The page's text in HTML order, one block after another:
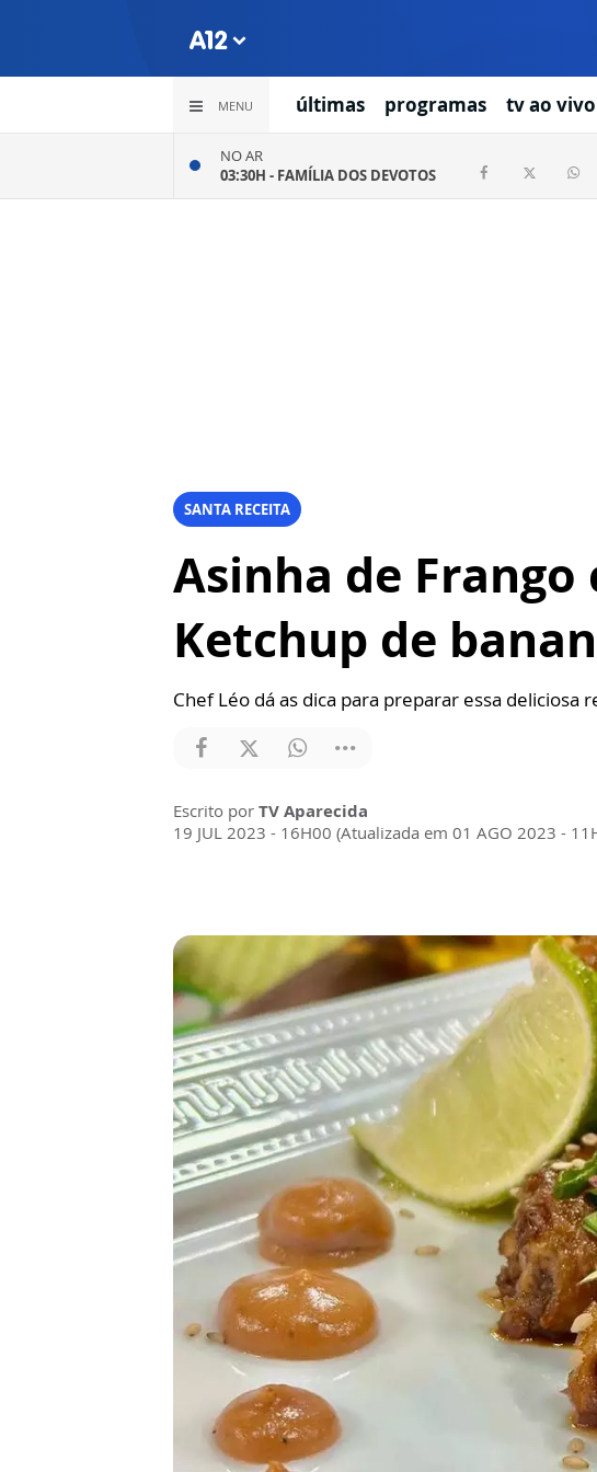
MENU últimas programas tv ao vivo
NO AR
03:30H - FAMÍLIA DOS DEVOTOS
SANTA RECEITA
Asinha de Frango
Ketchup de
Chef Léo dá as dica para preparar essa deliciosa
Escrito por TV Aparecida
19 JUL 2023 - 16H00 (Atualizada em 01 AGO 2023 -